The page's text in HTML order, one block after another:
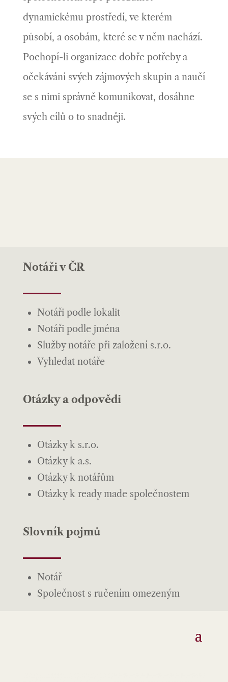
dynamickému prostředí, ve kterém
působí, a osobám, které se v něm nachází.
Pochopí-li organizace dobře potřeby a
očekávání svých zájmových skupin a naučí
se s nimi správně komunikovat, dosáhne
svých cílů o to snadněji.
Notáři v ČR
Notáři podle lokalit
Notáři podle jména
Služby notáře při založení s.r.o.
Vyhledat notáře
Otázky a odpovědi
Otázky k s.r.o.
Otázky k a.s.
Otázky k notářům
Otázky k ready made společnostem
Slovník pojmů
Notář
Společnost s ručením omezeným